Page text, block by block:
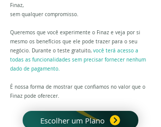
Finaz,
sem qualquer compromisso.
Queremos que você experimente o Finaz e veja por si
mesmo os benefícios que ele pode trazer para o seu
negócio. Durante o teste gratuito, você terá acesso a
todas as funcionalidades sem precisar fornecer nenhum
dado de pagamento.
É nossa forma de mostrar que confiamos no valor que o
Finaz pode oferecer.
Escolher um Plano